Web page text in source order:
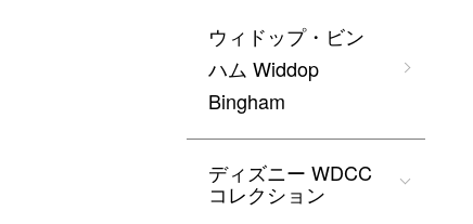
ウィドップ・ビン
ハム Widdop
Bingham
ディズニー WDCC
コレクション